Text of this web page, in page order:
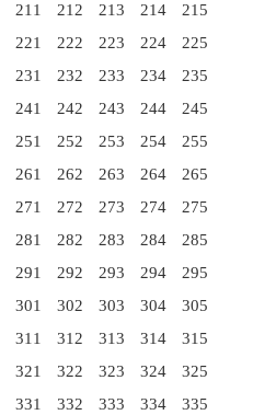
211 212 213 214
215
221 222 223 224
225
231 232 233 234
235
241 242 243 244
245
251 252 253 254
255
261 262 263 264
265
271 272 273 274
275
281 282 283 284
285
291 292 293 294
295
301 302 303 304
305
311 312 313 314
315
321 322 323 324
325
331 332 333 334
335